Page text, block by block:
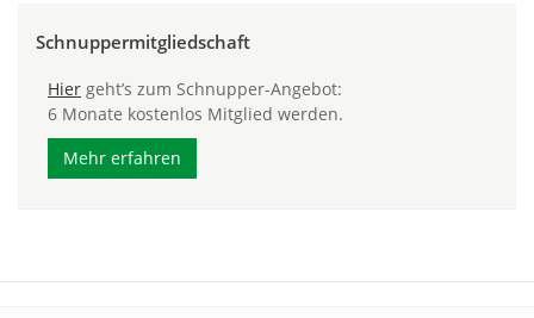
Schnuppermitgliedschaft
Hier geht’s zum Schnupper-Angebot:
6 Monate kostenlos Mitglied werden.
Mehr erfahren